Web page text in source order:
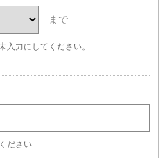
まで
力にしてください。
ださい